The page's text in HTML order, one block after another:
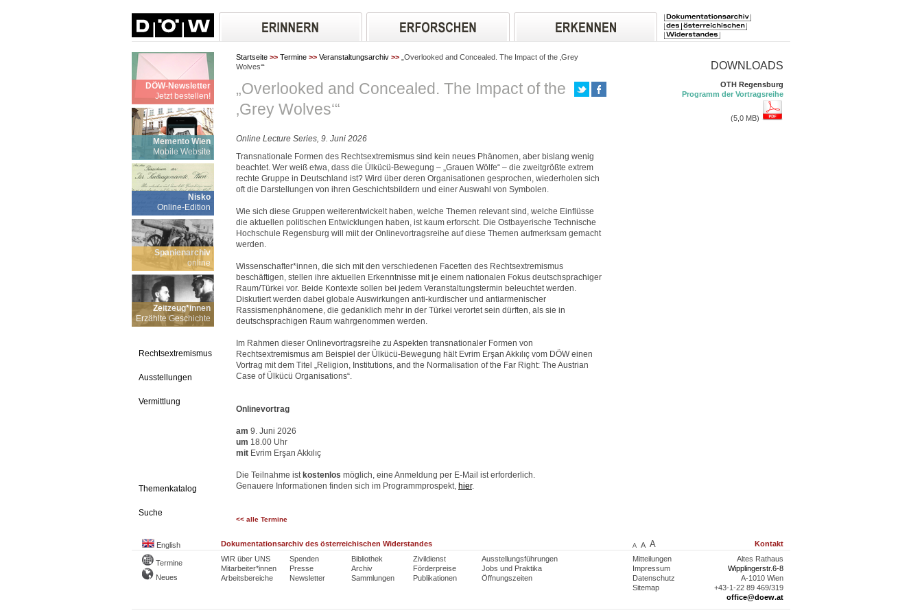
DÖW-Newsletter
Jetzt bestellen!
Memento Wien
Mobile Website
Nisko
Online-Edition
Spanienarchiv
online
Zeitzeug*innen
Erzählte Geschichte
Rechtsextremismus
Ausstellungen
Vermittlung
Themenkatalog
Suche
Startseite >> Termine >> Veranstaltungsarchiv >> „Overlooked and Concealed. The Impact of the ‚Grey
Wolves‘“
„Overlooked and Concealed. The Impact of the
‚Grey Wolves‘“
Online Lecture Series, 9. Juni 2026
Transnationale Formen des Rechtsextremismus sind kein neues Phänomen, aber bislang wenig
beachtet. Wer weiß etwa, dass die Ülkücü-Bewegung – „Grauen Wölfe“ – die zweitgrößte extrem
rechte Gruppe in Deutschland ist? Wird über deren Organisationen gesprochen, wiederholen sich
oft die Darstellungen von ihren Geschichtsbildern und einer Auswahl von Symbolen.
Wie sich diese Gruppen weiterentwickelt haben, welche Themen relevant sind, welche Einflüsse
die aktuellen politischen Entwicklungen haben, ist kaum erforscht. Die Ostbayerische Technische
Hochschule Regensburg will miit der Onlinevortragsreihe auf diese Themen aufmerksam gemacht
werden.
Wissenschafter*innen, die sich mit den verschiedenen Facetten des Rechtsextremismus
beschäftigen, stellen ihre aktuellen Erkenntnisse mit je einem nationalen Fokus deutschsprachiger
Raum/Türkei vor. Beide Kontexte sollen bei jedem Veranstaltungstermin beleuchtet werden.
Diskutiert werden dabei globale Auswirkungen anti-kurdischer und antiarmenischer
Rassismenphänomene, die gedanklich mehr in der Türkei verortet sein dürften, als sie in
deutschsprachigen Raum wahrgenommen werden.
Im Rahmen dieser Onlinevortragsreihe zu Aspekten transnationaler Formen von
Rechtsextremismus am Beispiel der Ülkücü-Bewegung hält Evrim Erşan Akkılıç vom DÖW einen
Vortrag mit dem Titel „Religion, Institutions, and the Normalisation of the Far Right: The Austrian
Case of Ülkücü Organisations“.
Onlinevortrag
am 9. Juni 2026
um 18.00 Uhr
mit Evrim Erşan Akkılıç
Die Teilnahme ist kostenlos möglich, eine Anmeldung per E-Mail ist erforderlich.
Genauere Informationen finden sich im Programmprospekt, hier.
<< alle Termine
DOWNLOADS
OTH Regensburg
Programm der Vortragsreihe
(5,0 MB)
English Dokumentationsarchiv des österreichischen Widerstandes A A A Kontakt
Termine
Neues
WIR über UNS
Mitarbeiter*innen
Arbeitsbereiche
Spenden
Presse
Newsletter
Bibliothek
Archiv
Sammlungen
Zivildienst
Förderpreise
Publikationen
Ausstellungsführungen
Jobs und Praktika
Öffnungszeiten
Mitteilungen
Impressum
Datenschutz
Sitemap
Altes Rathaus
Wipplingerstr.6-8
A-1010 Wien
+43-1-22 89 469/319
office@doew.at